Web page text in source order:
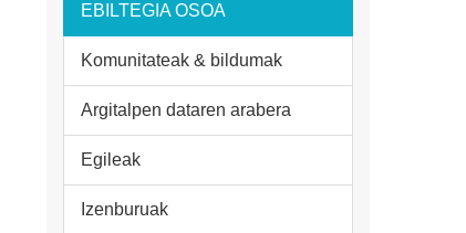
EBILTEGIA OSOA
Komunitateak & bildumak
Argitalpen dataren arabera
Egileak
Izenburuak